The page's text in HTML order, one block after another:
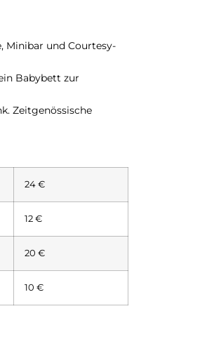
Minibar und Courtesy-
Babybett zur
Zeitgenössische
24 €
12 €
20 €
10 €